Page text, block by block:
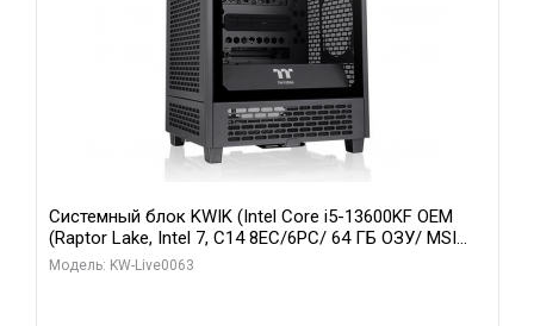
Системный блок KWIK (Intel Core i5-13600KF OEM
(Raptor Lake, Intel 7, C14 8EC/6PC/ 64 ГБ ОЗУ/ MSI
RTX5080 VENTUS 3X OC 16GB GDDR7 256bit 3xDP
Модель: KW-Live0063